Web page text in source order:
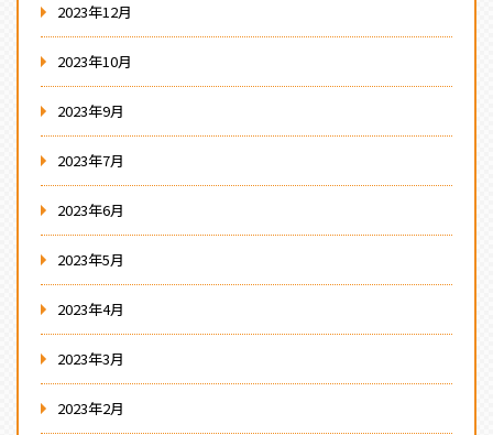
2023年12月
2023年10月
2023年9月
2023年7月
2023年6月
2023年5月
2023年4月
2023年3月
2023年2月